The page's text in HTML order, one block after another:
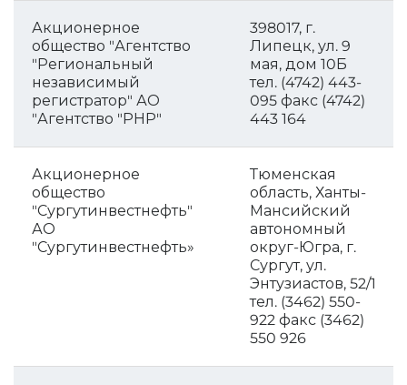
Акционерное
общество "Агентство
"Региональный
независимый
регистратор" АО
"Агентство "РНР"
398017, г.
Липецк, ул. 9
мая, дом 10Б
тел. (4742) 443-
095 факс (4742)
443 164
Акционерное
общество
"Сургутинвестнефть"
АО
"Сургутинвестнефть»
Тюменская
область, Ханты-
Мансийский
автономный
округ-Югра, г.
Сургут, ул.
Энтузиастов, 52/1
тел. (3462) 550-
922 факс (3462)
550 926